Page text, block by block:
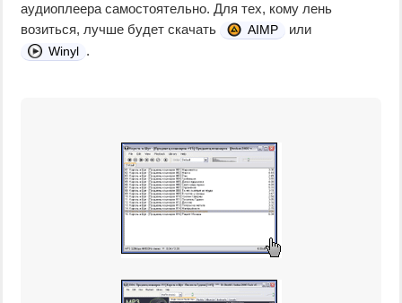
аудиоплеера самостоятельно. Для тех, кому лень
возиться, лучше будет скачать
AIMP или
Winyl .